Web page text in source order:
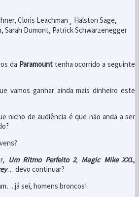
Cloris Leachman¸ Halston Sage,
Sarah Dumont, Patrick Schwarzenegger
da Paramounttenha ocorrido a seguinte
vamos ganhar ainda mais dinheiro este
nicho de audiência é que não anda a ser
Um Ritmo Perfeito 2, Magic Mike XXL,
… devo continuar?
já sei, homens broncos!